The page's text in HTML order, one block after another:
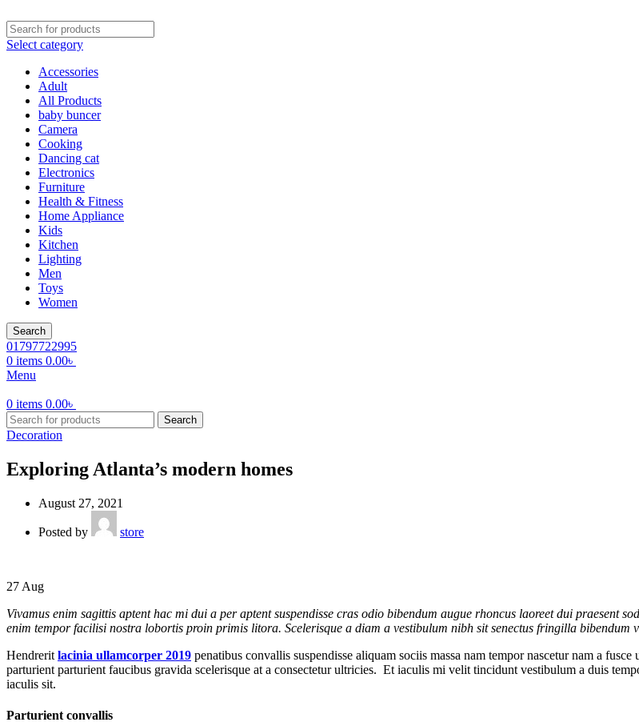
Select category
Accessories
Adult
All Products
baby buncer
Camera
Cooking
Dancing cat
Electronics
Furniture
Health & Fitness
Home Appliance
Kids
Kitchen
Lighting
Men
Toys
Women
Search
01797722995
0 items 0.00৳
Menu
0 items 0.00৳
Search
Decoration
Exploring Atlanta’s modern homes
August 27, 2021
Posted by store
27 Aug
Vivamus enim sagittis aptent hac mi dui a per aptent suspendisse cras odio bibendum augue rhoncus laoreet dui praesent
enim tempor facilisi nostra lobortis proin primis litora. Scelerisque a diam a vestibulum nibh sit senectus fringilla bibendum
Hendrerit lacinia ullamcorper 2019 penatibus convallis suspendisse aliquam sociis massa nam tempor nascetur nam a
parturient parturient faucibus gravida scelerisque at a consectetur ultricies. Et iaculis mi velit tincidunt vestibulum a duis
iaculis sit.
Parturient convallis